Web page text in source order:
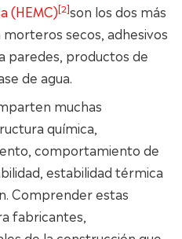
(HEMC)[2]son los dos más
secos, adhesivos
paredes, productos de
de agua.
muchas
química,
comportamiento de
estabilidad térmica
Comprender estas
fabricantes,